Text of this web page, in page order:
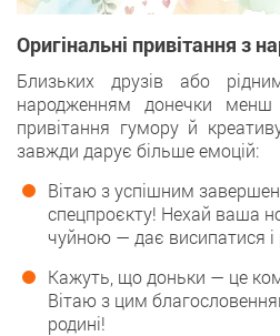
Оригінальні привітання з
Близьких друзів або
народженням донечки
привітання гумору й
завжди дарує більше емоцій:
Вітаю з успішним
спецпроєкту! Нехай ваша
чуйною — дає висипатися
Кажуть, що доньки — це
Вітаю з цим
родині!